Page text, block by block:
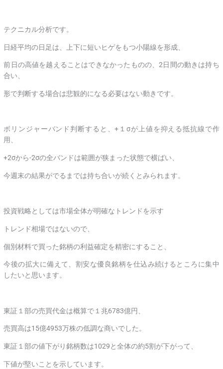
テクニカル分析です。
日経平均の日足は、上下に短いヒゲをもつ小陽線を形成、
前日の高値を越えることはできなかったものの、2日間の動きは持ち
合い、
形で判断する場合は悲観的になる必要はない動きです。
ボリンジャーバンド判断すると、+１σが上値を抑える抵抗線で作
用、
+2σから-2σの全バンドは範囲が狭まった状態で横ばい、
今週末の結果がでるまでは持ち合いが続くとみられます。
投資戦略としては市場全体が明確なトレンドを示す
トレンド相場ではないので、
個別材料で買った銘柄の利益確定を精密にすること、
今後の拡大に備えて、割安な優良銘柄を仕込み続けるところに集中
したいと思います。
東証１部の売買代金は概算で１兆6783億円、
売買高は15億4953万株の低調な商いでした。
東証１部の値下がり銘柄数は1029と全体の約5割が下がって、
下値が堅いことを示しています。